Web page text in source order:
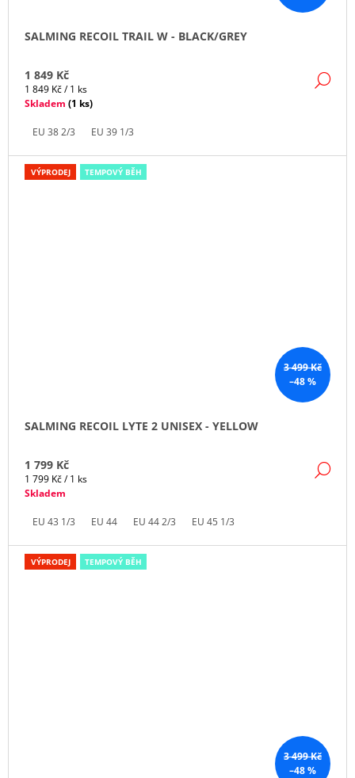
SALMING RECOIL TRAIL W - BLACK/GREY
1 849 Kč
Měrná
cena:
1 849 Kč / 1 ks
Skladem (1 ks)
EU 38 2/3 EU 39 1/3
3 499 Kč
–48 %
VÝPRODEJ TEMPOVÝ BĚH
SALMING RECOIL LYTE 2 UNISEX - YELLOW
1 799 Kč
Měrná
cena:
1 799 Kč / 1 ks
Skladem
EU 43 1/3 EU 44 EU 44 2/3 EU 45 1/3
3 499 Kč
–48 %
VÝPRODEJ TEMPOVÝ BĚH